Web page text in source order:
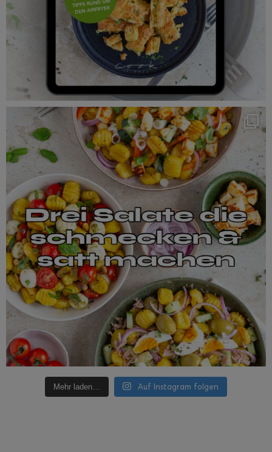
Mehr laden… Auf Instagram folgen